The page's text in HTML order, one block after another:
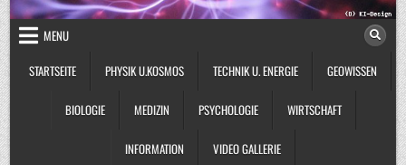
MENU
STARTSEITE
PHYSIK U.KOSMOS TECHNIK U. ENERGIE GEOWISSEN
BIOLOGIE MEDIZIN PSYCHOLOGIE WIRTSCHAFT
INFORMATION VIDEO GALLERIE